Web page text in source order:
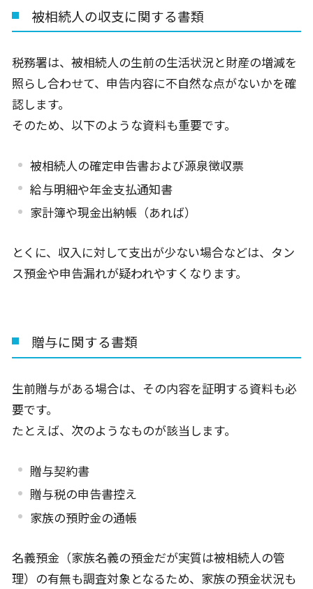
被相続人の収支に関する書類
税務署は、被相続人の生前の生活状況と財産の増減を
照らし合わせて、申告内容に不自然な点がないかを確
認します。
そのため、以下のような資料も重要です。
被相続人の確定申告書および源泉徴収票
給与明細や年金支払通知書
家計簿や現金出納帳（あれば）
とくに、収入に対して支出が少ない場合などは、タン
ス預金や申告漏れが疑われやすくなります。
贈与に関する書類
生前贈与がある場合は、その内容を証明する資料も必
要です。
たとえば、次のようなものが該当します。
贈与契約書
贈与税の申告書控え
家族の預貯金の通帳
名義預金（家族名義の預金だが実質は被相続人の管
理）の有無も調査対象となるため、家族の預金状況も